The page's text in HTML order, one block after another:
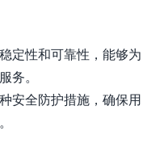
定性和可靠性，能够为
务。
安全防护措施，确保用